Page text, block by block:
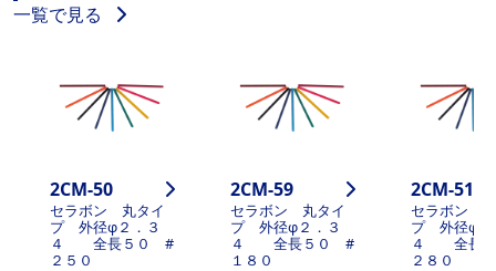
一覧で見る
2CM-50
セラボン 丸タイ
プ 外径φ２．３
４ 全長５０ #
２５０
2CM-59
セラボン 丸タイ
プ 外径φ２．３
４ 全長５０ #
１８０
2CM-510
セラボン
プ 外径φ２
４ 全長
２８０